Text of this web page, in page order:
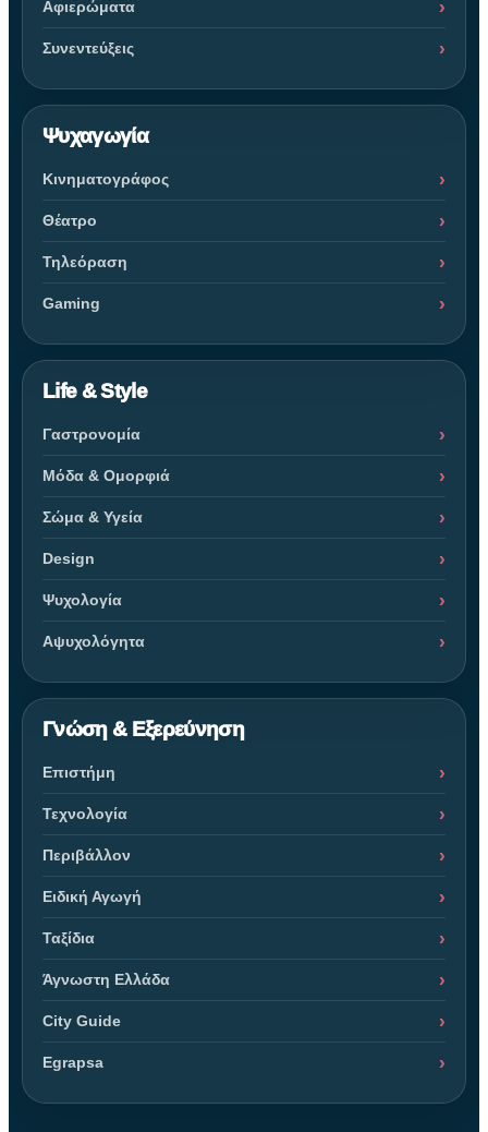
Αφιερώματα
Συνεντεύξεις
Ψυχαγωγία
Κινηματογράφος
Θέατρο
Τηλεόραση
Gaming
Life & Style
Γαστρονομία
Μόδα & Ομορφιά
Σώμα & Υγεία
Design
Ψυχολογία
Αψυχολόγητα
Γνώση & Εξερεύνηση
Επιστήμη
Τεχνολογία
Περιβάλλον
Ειδική Αγωγή
Ταξίδια
Άγνωστη Ελλάδα
City Guide
Egrapsa